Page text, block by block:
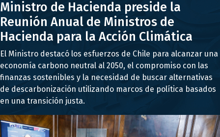
Ministro de Hacienda preside la
Reunión Anual de Ministros de
Hacienda para la Acción Climática
El Ministro destacó los esfuerzos de Chile para alcanzar una
economía carbono neutral al 2050, el compromiso con las
finanzas sostenibles y la necesidad de buscar alternativas
de descarbonización utilizando marcos de política basados
en una transición justa.